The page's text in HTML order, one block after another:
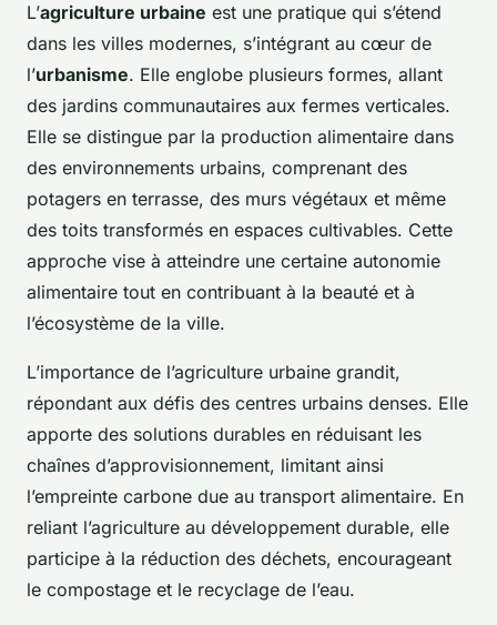
L’agriculture urbaine est une pratique qui s’étend
dans les villes modernes, s’intégrant au cœur de
l’urbanisme. Elle englobe plusieurs formes, allant
des jardins communautaires aux fermes verticales.
Elle se distingue par la production alimentaire dans
des environnements urbains, comprenant des
potagers en terrasse, des murs végétaux et même
des toits transformés en espaces cultivables. Cette
approche vise à atteindre une certaine autonomie
alimentaire tout en contribuant à la beauté et à
l’écosystème de la ville.
L’importance de l’agriculture urbaine grandit,
répondant aux défis des centres urbains denses. Elle
apporte des solutions durables en réduisant les
chaînes d’approvisionnement, limitant ainsi
l’empreinte carbone due au transport alimentaire. En
reliant l’agriculture au développement durable, elle
participe à la réduction des déchets, encourageant
le compostage et le recyclage de l’eau.